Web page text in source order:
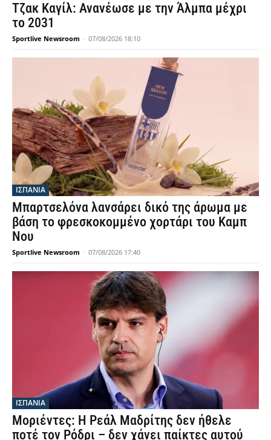
Τζακ Καγίλ: Ανανέωσε με την Άλμπα μέχρι
το 2031
Sportlive Newsroom - 07/08/2026 18:10
ΙΣΠΑΝΙΑ
Μπαρτσελόνα λανσάρει δικό της άρωμα με
βάση το φρεσκοκομμένο χορτάρι του Καμπ
Νου
Sportlive Newsroom - 07/08/2026 17:40
ΙΣΠΑΝΙΑ
Μοριέντες: Η Ρεάλ Μαδρίτης δεν ήθελε
ποτέ τον Ρόδρι – δεν χάνει παίκτες αυτού